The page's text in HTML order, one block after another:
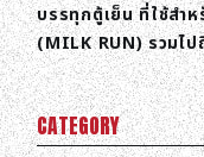
บรรทุกตู้เย็น ที่ใช้สำ
(MILK RUN) รวมไ
CATEGORY